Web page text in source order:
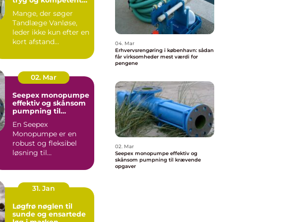
Mange, der søger
Tandlæge Vanløse,
leder ikke kun efter en
kort afstand
også have ...
02. Mar
Seepex monopumpe
effektiv og skånsom
pumpning til
En Seepex
Monopumpe er en
robust og fleksibel
løsning til
arbejder med
tyktflydend...
31. Jan
Løgfrø nøglen til
sunde og ensartede
04. Mar
Erhvervsrengøring i københavn: sådan
får virksomheder mest værdi for
pengene
02. Mar
Seepex monopumpe effektiv og
skånsom pumpning til krævende
opgaver